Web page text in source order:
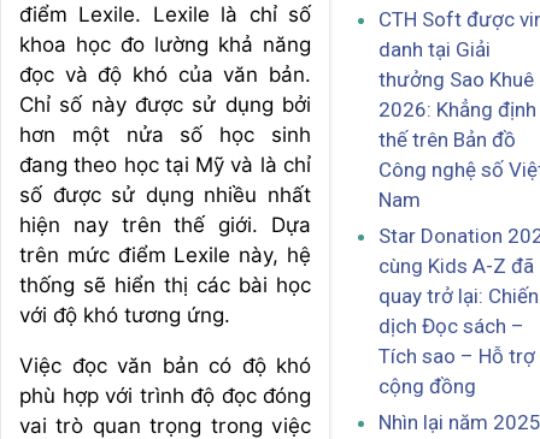
điểm Lexile. Lexile là chỉ số
khoa học đo lường khả năng
đọc và độ khó của văn bản.
Chỉ số này được sử dụng bởi
hơn một nửa số học sinh
đang theo học tại Mỹ và là chỉ
số được sử dụng nhiều nhất
hiện nay trên thế giới. Dựa
trên mức điểm Lexile này, hệ
thống sẽ hiển thị các bài học
với độ khó tương ứng.
Việc đọc văn bản có độ khó
phù hợp với trình độ đọc đóng
vai trò quan trọng trong việc
CTH Soft được
danh tại Giải
thưởng Sao Khuê
2026: Khẳng định
thế trên Bản đồ
Công nghệ số
Nam
Star Donation
cùng Kids A-Z đã
quay trở lại: Chiến
dịch Đọc sách –
Tích sao – Hỗ trợ
cộng đồng
Nhìn lại năm 2025